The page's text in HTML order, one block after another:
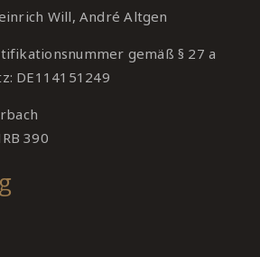
Will, André Altgen
gemäß § 27 a
DE114151249
390